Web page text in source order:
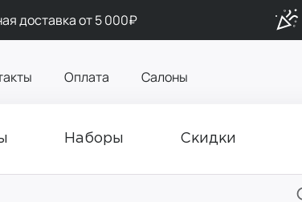
доставка от 5 000₽
Оплата Салоны
Наборы Скидки